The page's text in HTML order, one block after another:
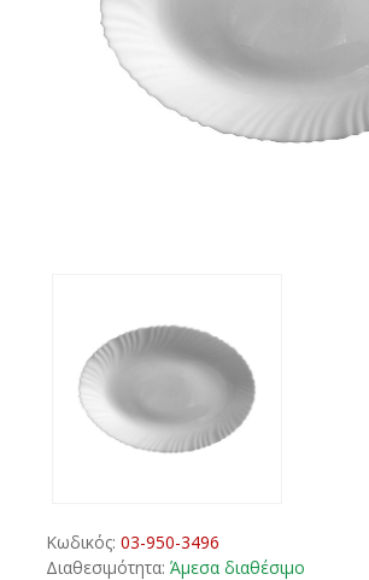
Κωδικός: 03-950-3496
Διαθεσιμότητα: Άμεσα διαθέσιμο